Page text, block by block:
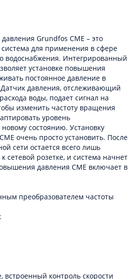
Grundfos CME – это
система для применения в сфере
водоснабжения. Интегрированный
установке повышения
постоянное давление в
давления, отслеживающий
воды, подает сигнал на
изменить частоту вращения
уровень
состоянию. Установку
очень просто установить. После
сети остается всего лишь
сетевой розетке, и система начнет
давления CME включает в
преобразователем частоты
встроенный контроль скорости